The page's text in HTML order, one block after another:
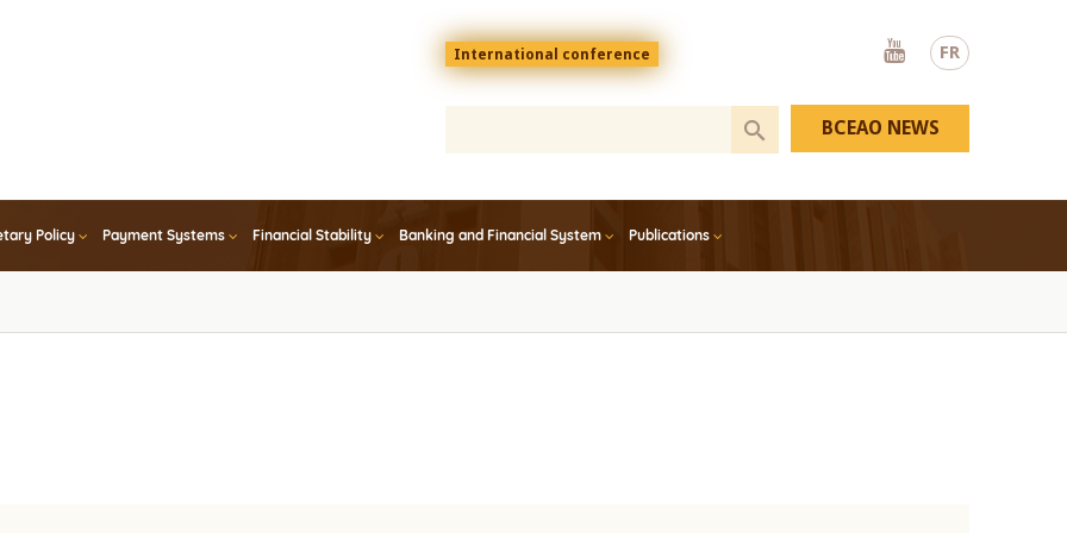
FR
Menu
top
En
International conference
Youtube
Policy Payment Systems Financial Stability Banking and Financial System Publications
BCEAO NEWS